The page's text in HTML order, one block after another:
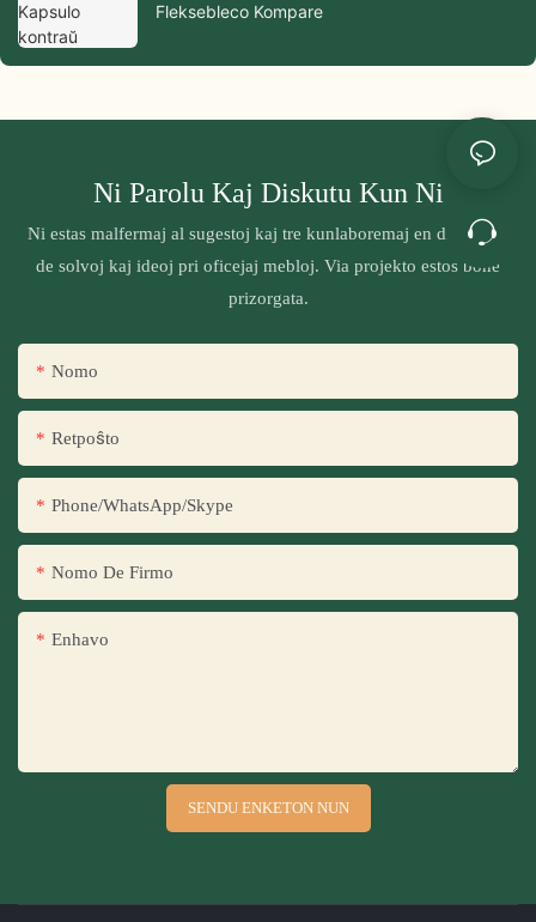
Fleksebleco Kompare
Ni Parolu Kaj Diskutu Kun Ni
Ni estas malfermaj al sugestoj kaj tre kunlaboremaj en diskutado
de solvoj kaj ideoj pri oficejaj mebloj. Via projekto estos bone
prizorgata.
Nomo
Retpoŝto
Phone/WhatsApp/Skype
Nomo De Firmo
Enhavo
SENDU ENKETON NUN